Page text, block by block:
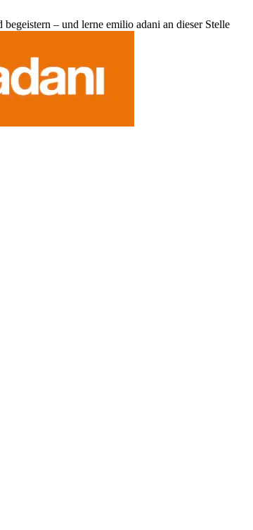
– und lerne emilio adani an dieser Stelle